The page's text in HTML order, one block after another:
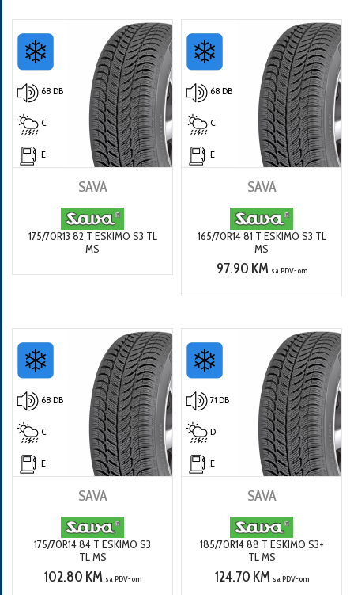
68 DB
C
E
SAVA
175/70R13 82 T ESKIMO S3 TL
MS
68 DB
C
E
SAVA
165/70R14 81 T ESKIMO S3 TL
MS
97.90 KM sa PDV-om
68 DB
C
E
SAVA
175/70R14 84 T ESKIMO S3
TL MS
102.80 KM sa PDV-om
71 DB
D
E
SAVA
185/70R14 88 T ESKIMO S3+
TL MS
124.70 KM sa PDV-om